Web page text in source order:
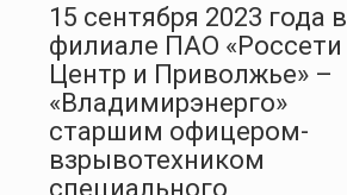
15 сентября 2023 года в
филиале ПАО «Россети
Центр и Приволжье» –
«Владимирэнерго»
старшим офицером-
взрывотехником
специального